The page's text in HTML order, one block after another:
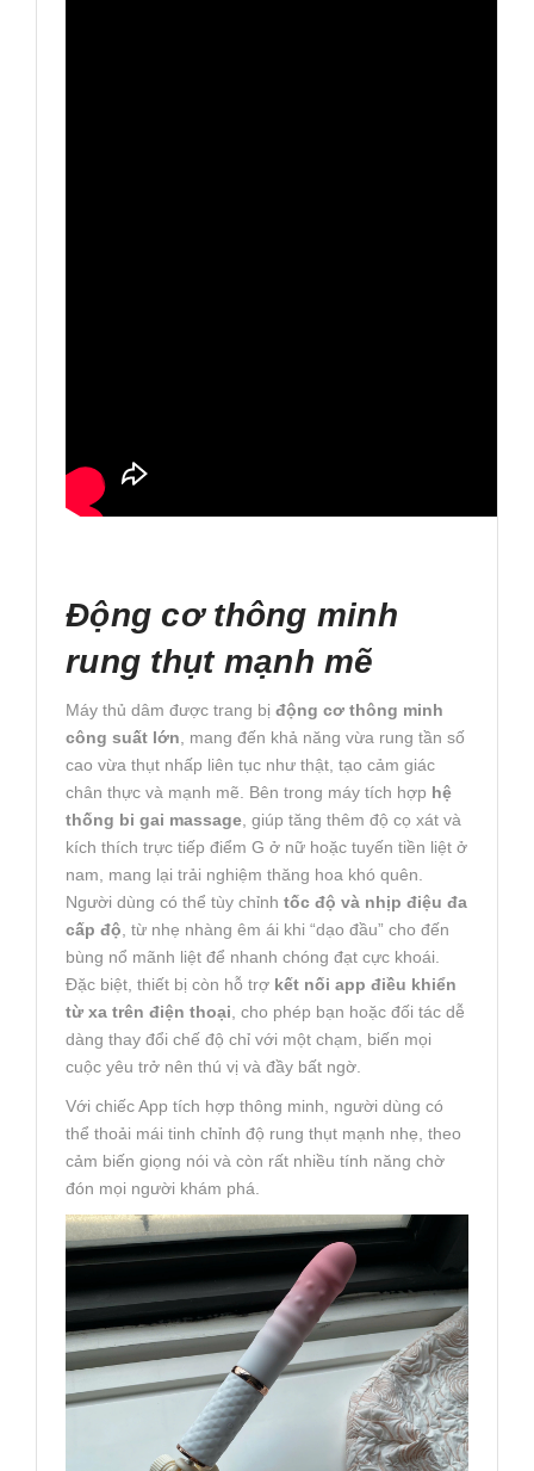
Động cơ thông minh
rung thụt mạnh mẽ
Máy thủ dâm được trang bị động cơ thông minh
công suất lớn , mang đến khả năng vừa rung tần số
cao vừa thụt nhấp liên tục như thật, tạo cảm giác
chân thực và mạnh mẽ. Bên trong máy tích hợp hệ
thống bi gai massage , giúp tăng thêm độ cọ xát và
kích thích trực tiếp điểm G ở nữ hoặc tuyến tiền liệt ở
nam, mang lại trải nghiệm thăng hoa khó quên.
Người dùng có thể tùy chỉnh tốc độ và nhịp điệu đa
cấp độ , từ nhẹ nhàng êm ái khi “dạo đầu” cho đến
bùng nổ mãnh liệt để nhanh chóng đạt cực khoái.
Đặc biệt, thiết bị còn hỗ trợ kết nối app điều khiển
từ xa trên điện thoại , cho phép bạn hoặc đối tác dễ
dàng thay đổi chế độ chỉ với một chạm, biến mọi
cuộc yêu trở nên thú vị và đầy bất ngờ.
Với chiếc App tích hợp thông minh, người dùng có
thể thoải mái tinh chỉnh độ rung thụt mạnh nhẹ, theo
cảm biến giọng nói và còn rất nhiều tính năng chờ
đón mọi người khám phá.